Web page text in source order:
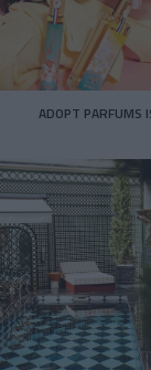
ADOPT PARFUMS